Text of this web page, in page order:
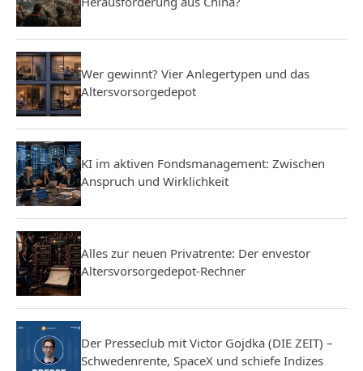
Wer gewinnt? Vier Anlegertypen und das
Altersvorsorgedepot
KI im aktiven Fondsmanagement: Zwischen
Anspruch und Wirklichkeit
Alles zur neuen Privatrente: Der envestor
Altersvorsorgedepot-Rechner
Der Presseclub mit Victor Gojdka (DIE ZEIT) –
Schwedenrente, SpaceX und schiefe Indizes